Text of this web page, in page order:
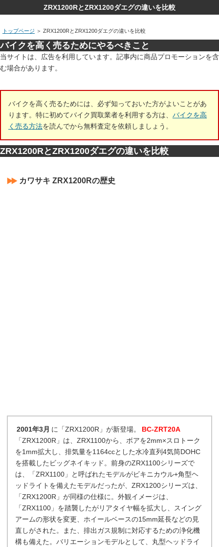
ZRX1200RとZRX1200ダエグの違いを比較
トップページ ＞ ZRX1200RとZRX1200ダエグの違いを比較
バイクを高く売るためにやるべきこと
当サイトは、広告を利用しています。記事内に商品プロモーションを含
む場合があります。
バイクを高く売るためには、必ず知っておいた方がよいことがあ
ります。特に初めてバイク買取業者を利用する方は、 バイクを高
く売る方法を読んでから無料査定を依頼しましょう。
ZRX1200RとZRX1200ダエグの違いを比較
カワサキ ZRX1200Rの歴史
2001年3月 に「ZRX1200R」が新登場。
BC-ZRT20A
「ZRX1200R」は、ZRX1100から、ボアを2mm×スロトーク
を1mm拡大し、排気量を1164ccとした水冷直列4気筒DOHC
を搭載したビッグネイキッド。前身のZRX1100シリーズで
は、「ZRX1100」と呼ばれたモデルがビキニカウル+角型ヘ
ッドライトを備えたモデルだったが、ZRX1200シリーズは、
「ZRX1200R」が同様の仕様に。外観イメージは、
「ZRX1100」を踏襲したがリアタイヤ幅を拡大し、スイング
アームの形状を変更、ホイールベースの15mm延長などの見
直しがされた。また、排出ガス規制に対応するための浄化機
構も備えた。バリエーションモデルとして、丸型ヘッドライ